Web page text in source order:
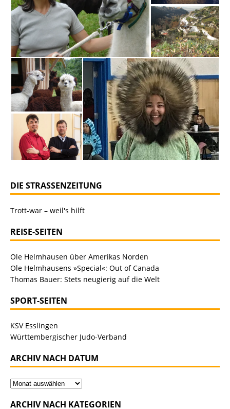
DIE STRASSENZEITUNG
Trott-war – weil's hilft
REISE-SEITEN
Ole Helmhausen über Amerikas Norden
Ole Helmhausens »Special«: Out of Canada
Thomas Bauer: Stets neugierig auf die Welt
SPORT-SEITEN
KSV Esslingen
Württembergischer Judo-Verband
ARCHIV NACH DATUM
ARCHIV NACH KATEGORIEN